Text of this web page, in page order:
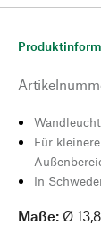
Für
In
Maße: Ø